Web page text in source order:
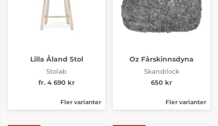
Lilla Åland Stol
Stolab
fr. 4 690 kr
Fler varianter
Oz Fårskinnsdyna
Skandilock
650 kr
Fler varianter